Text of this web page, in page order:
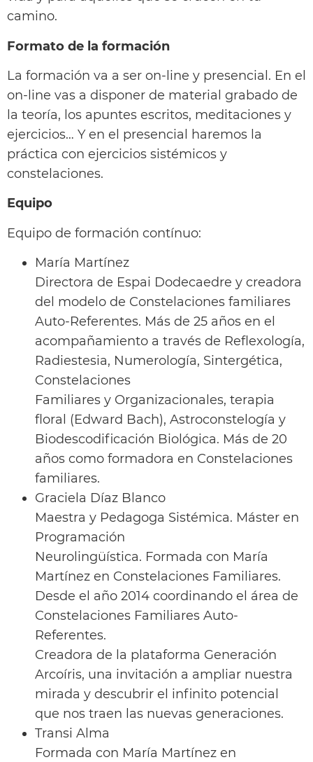
camino.
Formato de la formación
La formación va a ser on-line y presencial. En el
on-line vas a disponer de material grabado de
la teoría, los apuntes escritos, meditaciones y
ejercicios… Y en el presencial haremos la
práctica con ejercicios sistémicos y
constelaciones.
Equipo
Equipo de formación contínuo:
María Martínez
Directora de Espai Dodecaedre y creadora
del modelo de Constelaciones familiares
Auto-Referentes. Más de 25 años en el
acompañamiento a través de Reflexología,
Radiestesia, Numerología, Sintergética,
Constelaciones
Familiares y Organizacionales, terapia
floral (Edward Bach), Astroconstelogía y
Biodescodificación Biológica. Más de 20
años como formadora en Constelaciones
familiares.
Graciela Díaz Blanco
Maestra y Pedagoga Sistémica. Máster en
Programación
Neurolingüística. Formada con María
Martínez en Constelaciones Familiares.
Desde el año 2014 coordinando el área de
Constelaciones Familiares Auto-
Referentes.
Creadora de la plataforma Generación
Arcoíris, una invitación a ampliar nuestra
mirada y descubrir el infinito potencial
que nos traen las nuevas generaciones.
Transi Alma
Formada con María Martínez en